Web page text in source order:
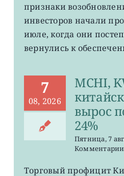
признаки
инвесторов начали
июле, когда они
вернулись к
7
08, 2026
MCHI,
вырос
24%
Пятница, 7
Комментарии
Торговый профицит